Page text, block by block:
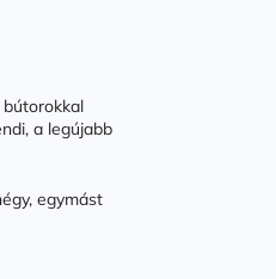
a legújabb
egymást